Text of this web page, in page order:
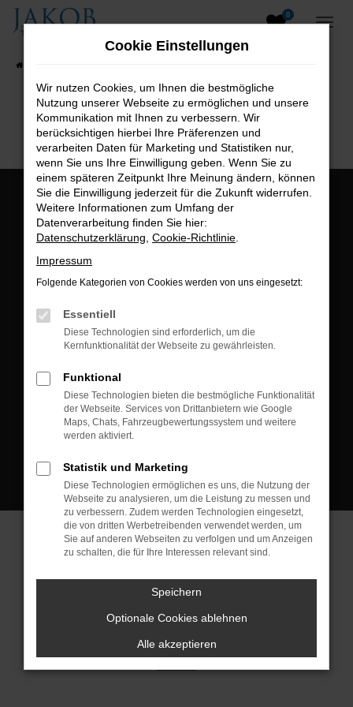
Zum
0
B2B-Shop
Öffnungszeiten:
Montag bis Freitag:
Postadresse:
Kontakt:
Tel.: +49 3745 760 90 20
Fax: +49 3745 760 90 21
Mail: fj@jakob-trading.com
Cookie Einstellungen
© 2026 Jakob Trading GmbH | Neustädter Straße 1 | DE-08223
Neustadt/Vogtland | fj@jakob-trading.com | Webdesign by audaris.de
Cookie Einstellungen
Wir nutzen Cookies, um Ihnen die bestmögliche
Nutzung unserer Webseite zu ermöglichen und unsere
Kommunikation mit Ihnen zu verbessern. Wir
berücksichtigen hierbei Ihre Präferenzen und
verarbeiten Daten für Marketing und Statistiken nur,
wenn Sie uns Ihre Einwilligung geben. Wenn Sie zu
einem späteren Zeitpunkt Ihre Meinung ändern, können
Sie die Einwilligung jederzeit für die Zukunft widerrufen.
Weitere Informationen zum Umfang der
Datenverarbeitung finden Sie hier:
Datenschutzerklärung Cookie-Richtlinie
Impressum
Folgende Kategorien von Cookies werden von uns eingesetzt:
Essentiell
Diese Technologien sind erforderlich, um die
Kernfunktionalität der Webseite zu gewährleisten.
Funktional
Diese Technologien bieten die bestmögliche Funktionalität
der Webseite. Services von Drittanbietern wie Google
Maps, Chats, Fahrzeugbewertungssystem und weitere
werden aktiviert.
Statistik und Marketing
Diese Technologien ermöglichen es uns, die Nutzung der
Webseite zu analysieren, um die Leistung zu messen und
zu verbessern. Zudem werden Technologien eingesetzt,
die von dritten Werbetreibenden verwendet werden, um
Sie auf anderen Webseiten zu verfolgen und um Anzeigen
zu schalten, die für Ihre Interessen relevant sind.
Speichern
Optionale Cookies ablehnen
Alle akzeptieren